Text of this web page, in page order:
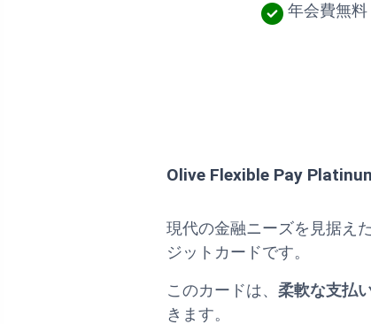
年会費無料
Olive Flexible Pay
現代の金融ニーズを見据え
ジットカードです。
このカードは、 柔軟な支払
きます。